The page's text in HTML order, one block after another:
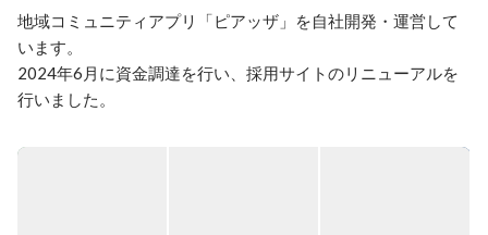
地域コミュニティアプリ「ピアッザ」を自社開発・運営して
います。
2024年6月に資金調達を行い、採用サイトのリニューアルを
行いました。